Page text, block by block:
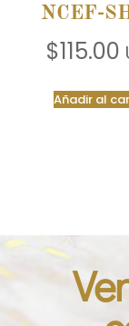
NCEF-
$115.00
Añadir al